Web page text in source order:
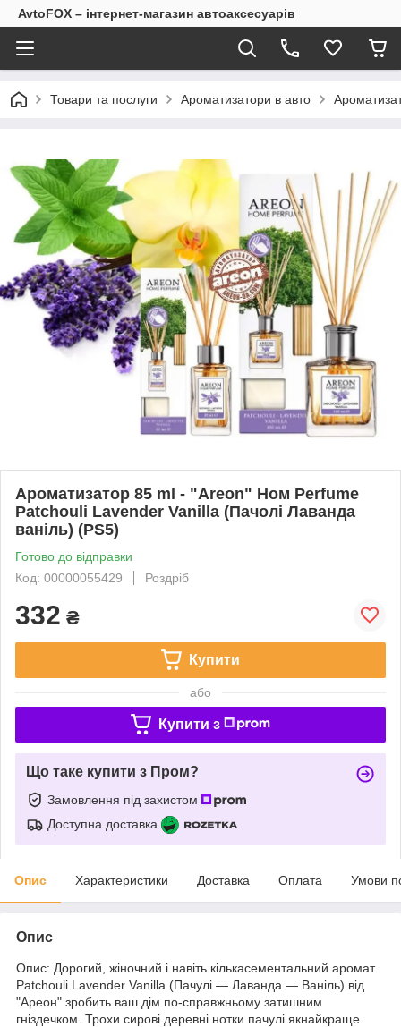
AvtoFOX – інтернет-магазин автоаксесуарів
Товари та послуги Ароматизатори в авто
Ароматизатор 85 ml - "Areon" Ном Perfume
Patchouli Lavender Vanilla (Пачолі Лаванда
ваніль) (PS5)
Готово до відправки
Код: 00000055429
Роздріб
332 ₴
Купити
або
Купити з
Що таке купити з Пром?
Замовлення під захистом
Доступна доставка
Опис Характеристики Доставка Оплата Умови
Опис
Опис: Дорогий, жіночний і навіть кількасементальний аромат
Patchouli Lavender Vanilla (Пачулі — Лаванда — Ваніль) від
"Ареон" зробить ваш дім по-справжньому затишним
гніздечком. Трохи сирові деревні нотки пачулі якнайкраще